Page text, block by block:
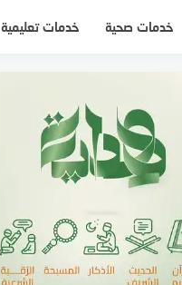
خدمات صحية خدمات تعليمية